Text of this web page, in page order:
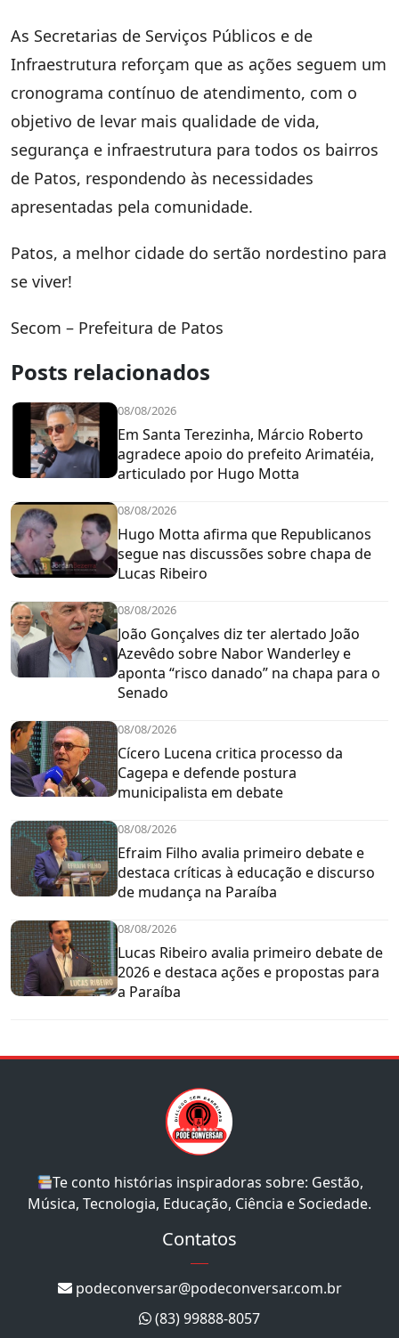
As Secretarias de Serviços Públicos e de
Infraestrutura reforçam que as ações seguem um
cronograma contínuo de atendimento, com o
objetivo de levar mais qualidade de vida,
segurança e infraestrutura para todos os bairros
de Patos, respondendo às necessidades
apresentadas pela comunidade.
Patos, a melhor cidade do sertão nordestino para
se viver!
Secom – Prefeitura de Patos
Posts relacionados
08/08/2026
Em Santa Terezinha, Márcio Roberto
agradece apoio do prefeito Arimatéia,
articulado por Hugo Motta
08/08/2026
Hugo Motta afirma que Republicanos
segue nas discussões sobre chapa de
Lucas Ribeiro
08/08/2026
João Gonçalves diz ter alertado João
Azevêdo sobre Nabor Wanderley e
aponta “risco danado” na chapa para o
Senado
08/08/2026
Cícero Lucena critica processo da
Cagepa e defende postura
municipalista em debate
08/08/2026
Efraim Filho avalia primeiro debate e
destaca críticas à educação e discurso
de mudança na Paraíba
08/08/2026
Lucas Ribeiro avalia primeiro debate de
2026 e destaca ações e propostas para
a Paraíba
Te conto histórias inspiradoras sobre: Gestão,
Música, Tecnologia, Educação, Ciência e Sociedade.
Contatos
podeconversar@podeconversar.com.br
(83) 99888-8057